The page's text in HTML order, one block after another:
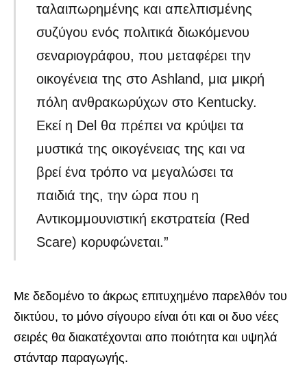
ταλαιπωρημένης και απελπισμένης
συζύγου ενός πολιτικά διωκόμενου
σεναριογράφου, που μεταφέρει την
οικογένεια της στο Ashland, μια μικρή
πόλη ανθρακωρύχων στο Kentucky.
Εκεί η Del θα πρέπει να κρύψει τα
μυστικά της οικογένειας της και να
βρεί ένα τρόπο να μεγαλώσει τα
παιδιά της, την ώρα που η
Αντικομμουνιστική εκστρατεία (Red
Scare) κορυφώνεται.”
Με δεδομένο το άκρως επιτυχημένο παρελθόν του
δικτύου, το μόνο σίγουρο είναι ότι και οι δυο νέες
σειρές θα διακατέχονται απο ποιότητα και υψηλά
στάνταρ παραγωγής.